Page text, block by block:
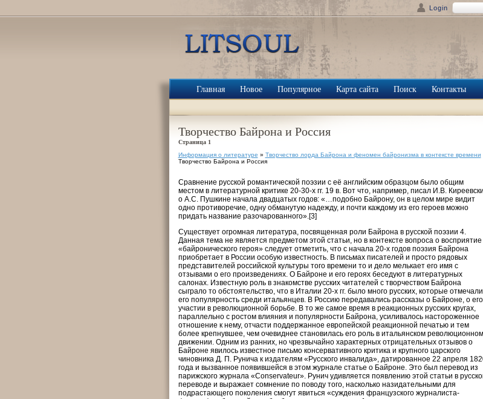
Login
Главная Новое Популярное Карта сайта Поиск Контакты
Творчество Байрона и Россия
Страница 1
Информация о литературе » Творчество лорда Байрона и феномен байронизма в контексте времени
Творчество Байрона и Россия
Сравнение русской романтической поэзии с её английским образцом было общим
местом в литературной критике 20-30-х гг. 19 в. Вот что, например, писал И.В.
о А.С. Пушкине начала двадцатых годов: «…подобно Байрону, он в целом мире видит
одно противоречие, одну обманутую надежду, и почти каждому из его героев можно
придать название разочарованного».[3]
Существует огромная литература, посвященная роли Байрона в русской поэзии 4.
Данная тема не является предметом этой статьи, но в контексте вопроса о восприятие
«байронического героя» следует отметить, что с начала 20-х годов поэзия Байрона
приобретает в России особую известность. В письмах писателей и просто рядовых
представителей российской культуры того времени то и дело мелькает его имя с
отзывами о его произведениях. О Байроне и его героях беседуют в литературных
салонах. Известную роль в знакомстве русских читателей с творчеством Байрона
сыграло то обстоятельство, что в Италии 20-х гг. было много русских, которые отмечали
его популярность среди итальянцев. В Россию передавались рассказы о Байроне, о его
участии в революционной борьбе. В то же самое время в реакционных русских кругах,
параллельно с ростом влияния и популярности Байрона, усиливалось настороженное
отношение к нему, отчасти поддержанное европейской реакционной печатью и тем
более крепнувшее, чем очевиднее становилась его роль в итальянском революционном
движении. Одним из ранних, но чрезвычайно характерных отрицательных отзывов о
Байроне явилось известное письмо консервативного критика и крупного царского
чиновника Д. П. Рунича к издателям «Русского инвалида», датированное 22 апреля
года и вызванное появившейся в этом журнале статье о Байроне. Это был перевод из
парижского журнала «Conservateur». Рунич удивляется появлению этой статьи в
переводе и выражает сомнение по поводу того, насколько назидательными для
подрастающего поколения смогут явиться «суждения французского журналиста-